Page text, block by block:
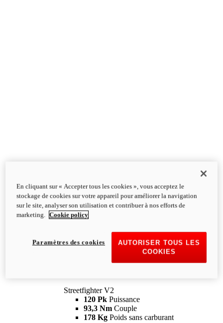
Streetfighter V2
120 Pk Puissance
93,3 Nm Couple
178 Kg Poids sans carburant
En cliquant sur « Accepter tous les cookies », vous acceptez le
stockage de cookies sur votre appareil pour améliorer la navigation
sur le site, analyser son utilisation et contribuer à nos efforts de
marketing.
Cookie policy
AUTORISER TOUS LES
COOKIES
Paramètres des cookies